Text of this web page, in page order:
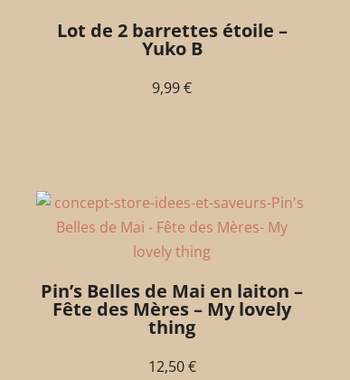
Lot de 2 barrettes étoile –
Yuko B
9,99€
Pin’s Belles de Mai en laiton –
Fête des Mères – My lovely
thing
12,50€